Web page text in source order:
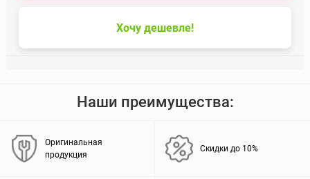
Хочу дешевле!
Наши преимущества:
Оригинальная
продукция
Скидки до 10%